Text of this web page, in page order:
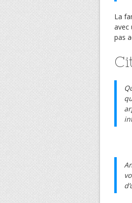
La
avec
pas